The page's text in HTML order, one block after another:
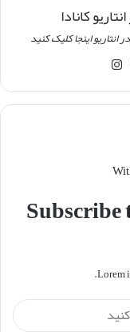
کانادا
اینجا کلیک کنید
‫پین‌ترست
Lorem